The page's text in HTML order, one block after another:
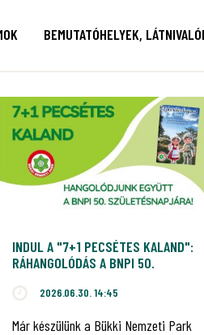
BEMUTATÓHELYEK,
INDUL A "7+1 PECSÉTES KALAND":
RÁHANGOLÓDÁS A BNPI 50.
2026.06.30. 14:45
Már készülünk a Bükki Nemzeti Park